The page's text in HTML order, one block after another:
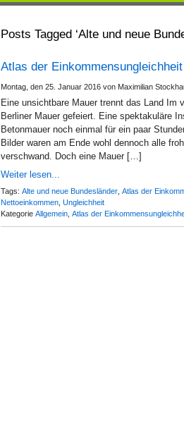
Posts Tagged ‘Alte und neue
Atlas der Einkommensungleichheit
Montag, den 25. Januar 2016 von Maximilian
Eine unsichtbare Mauer trennt das Land Im
Berliner Mauer gefeiert. Eine spektakuläre
Betonmauer noch einmal für ein paar
Bilder waren am Ende wohl dennoch alle
verschwand. Doch eine Mauer […]
Weiter lesen...
Tags: Alte und neue Bundesländer Atlas der
Nettoeinkommen Ungleichheit
Kategorie Allgemein Atlas der